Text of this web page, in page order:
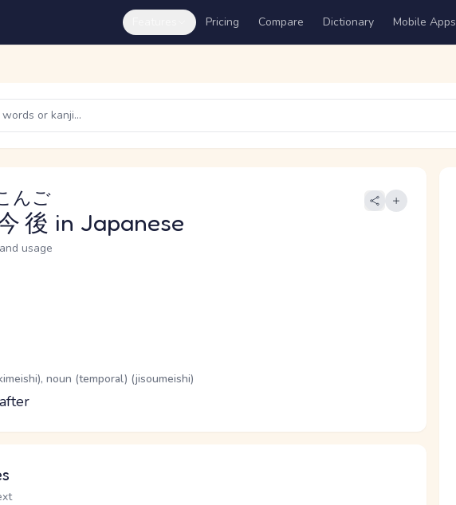
Pricing Compare Dictionary Mobile Apps
後
んご
in Japanese
usage
noun (temporal) (jisoumeishi)